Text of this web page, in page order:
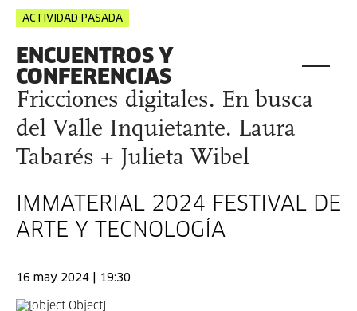
ACTIVIDAD PASADA
ENCUENTROS Y
CONFERENCIAS
Fricciones digitales. En busca
del Valle Inquietante. Laura
Tabarés + Julieta Wibel
IMMATERIAL 2024 FESTIVAL DE
ARTE Y TECNOLOGÍA
16 may 2024 | 19:30